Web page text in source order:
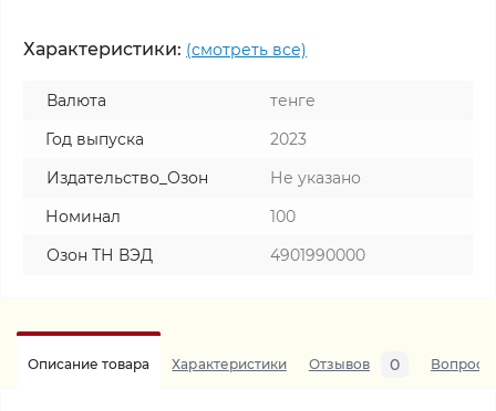
Характеристики: (смотреть все)
Валюта
тенге
Год выпуска
2023
Издательство_Озон
Не указано
Номинал
100
Озон ТН ВЭД
4901990000
Описание товара Характеристики Отзывов 0 Вопросы